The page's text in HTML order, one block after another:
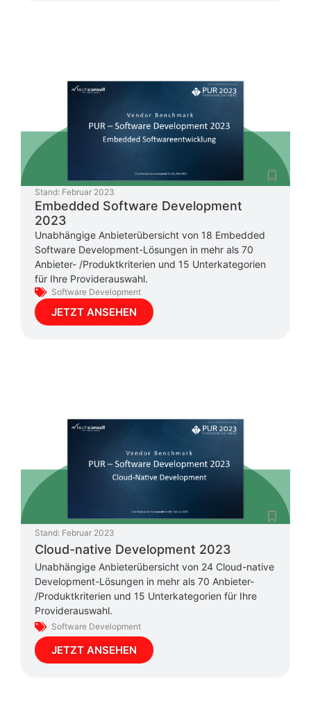
Stand: Februar 2023
Embedded Software Development
2023
Unabhängige Anbieterübersicht von 18 Embedded
Software Development-Lösungen in mehr als 70
Anbieter- /Produktkriterien und 15 Unterkategorien
für Ihre Providerauswahl.
Software Development
JETZT ANSEHEN
Stand: Februar 2023
Cloud-native Development 2023
Unabhängige Anbieterübersicht von 24 Cloud-native
Development-Lösungen in mehr als 70 Anbieter-
/Produktkriterien und 15 Unterkategorien für Ihre
Providerauswahl.
Software Development
JETZT ANSEHEN